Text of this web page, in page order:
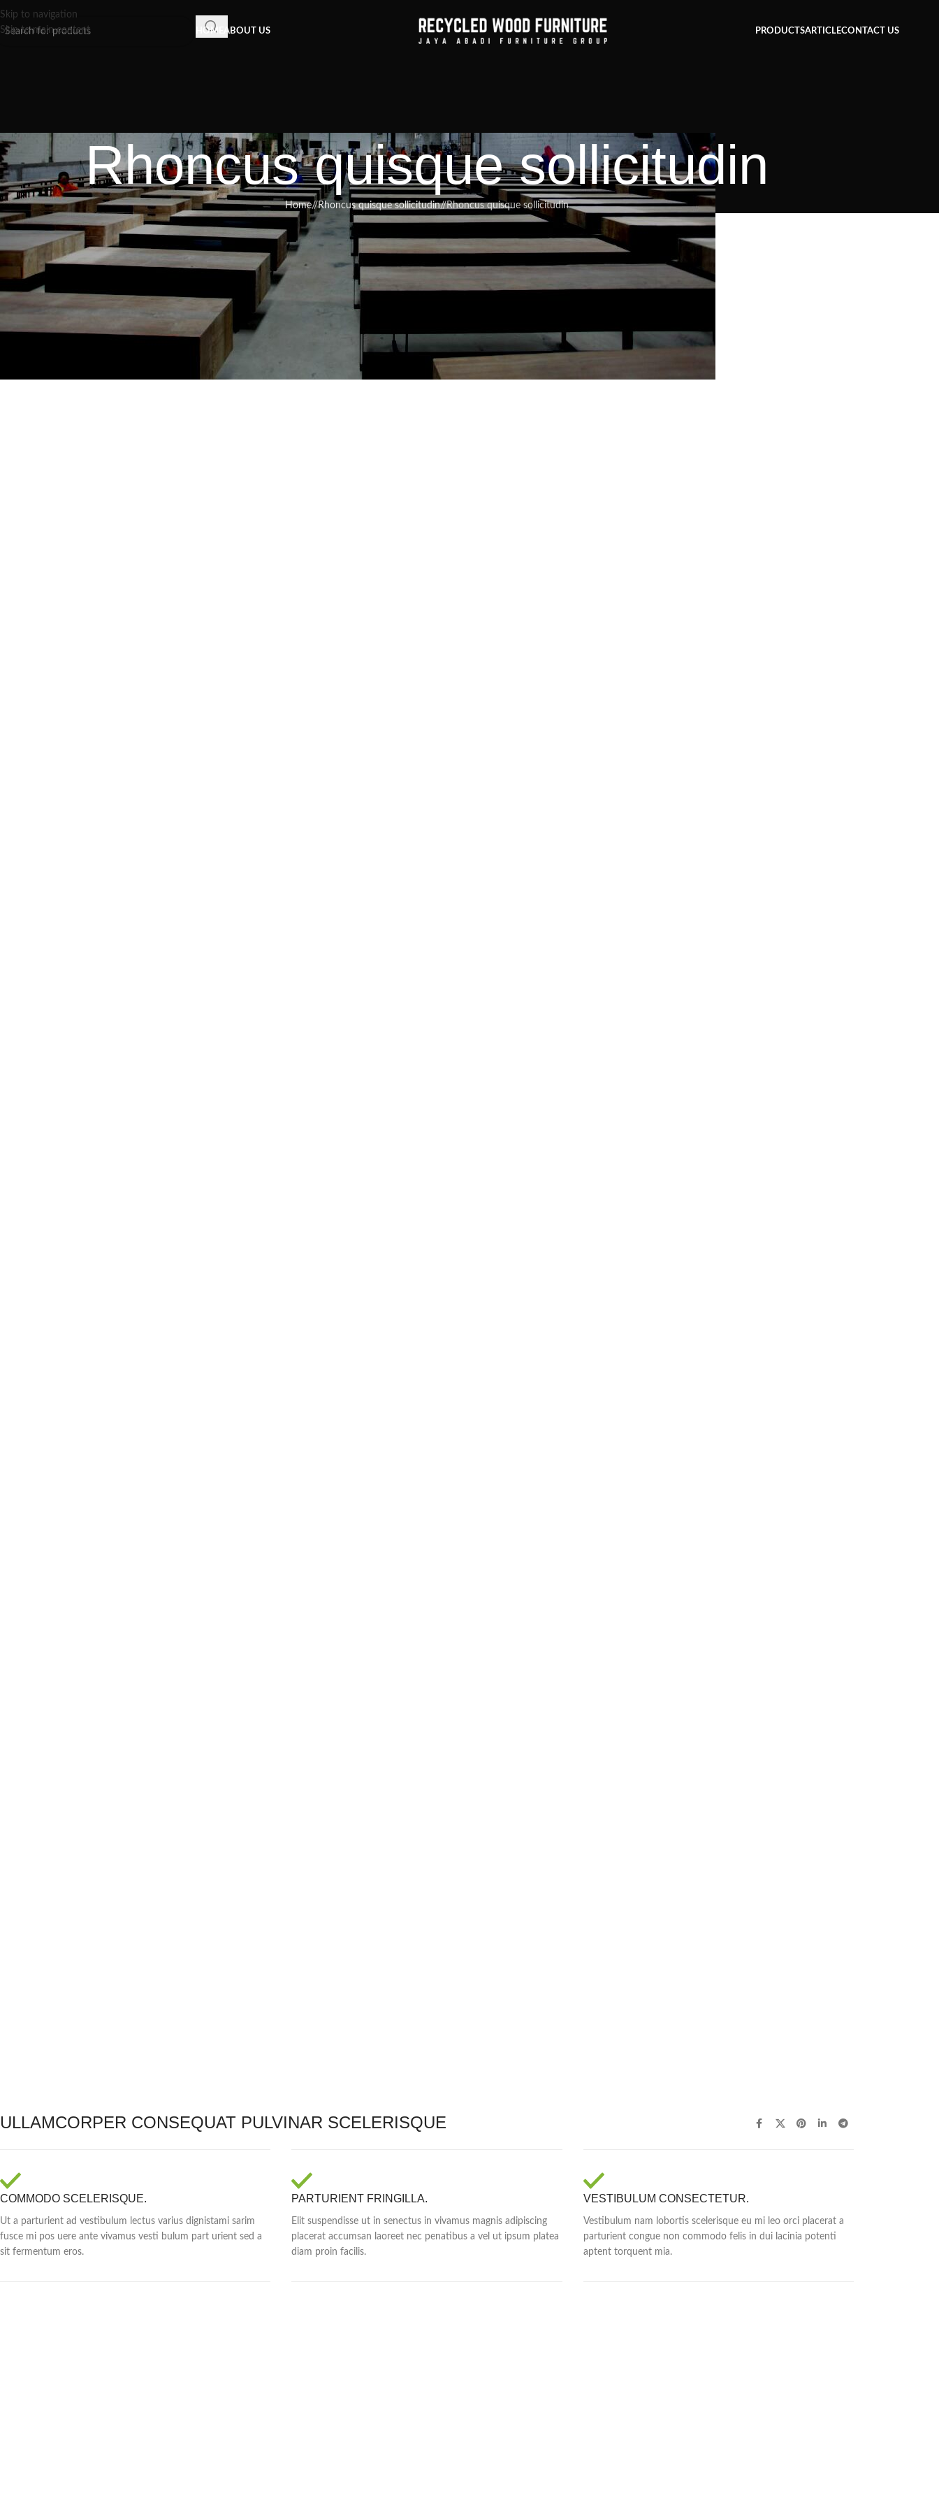
Skip to navigation
Skip to main content
HOME ABOUT US PRODUCTSARTICLECONTACT US
Rhoncus quisque sollicitudin
Home/ Rhoncus quisque sollicitudin/ Rhoncus quisque sollicitudin
ULLAMCORPER CONSEQUAT PULVINAR SCELERISQUE
COMMODO SCELERISQUE.
Ut a parturient ad vestibulum lectus varius dignistami sarim
fusce mi pos uere ante vivamus vesti bulum part urient sed a
sit fermentum eros.
PARTURIENT FRINGILLA.
Elit suspendisse ut in senectus in vivamus magnis adipiscing
placerat accumsan laoreet nec penatibus a vel ut ipsum platea
diam proin facilis.
VESTIBULUM CONSECTETUR.
Vestibulum nam lobortis scelerisque eu mi leo orci placerat a
parturient congue non commodo felis in dui lacinia potenti
aptent torquent mia.